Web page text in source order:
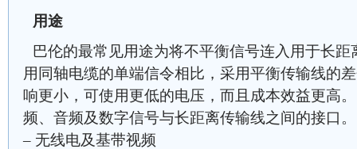
用途
巴伦的最常见用途为将不平衡信号连入用于长
用同轴电缆的单端信令相比，采用平衡传输线的
响更小，可使用更低的电压，而且成本效益更高
频、音频及数字信号与长距离传输线之间的接口
– 无线电及基带视频